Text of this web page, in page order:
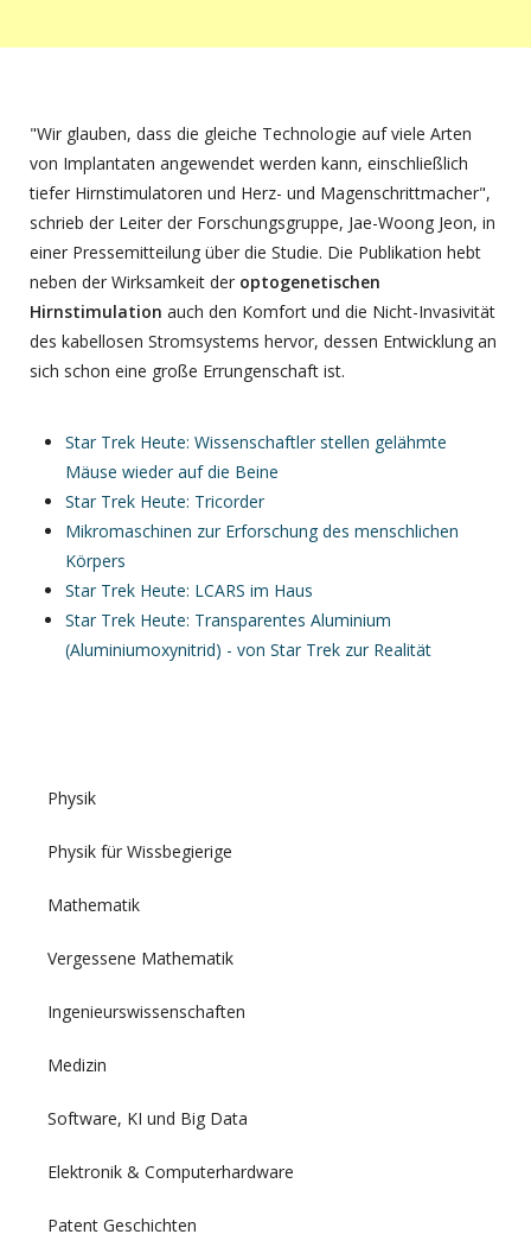
"Wir glauben, dass die gleiche Technologie auf viele Arten
von Implantaten angewendet werden kann, einschließlich
tiefer Hirnstimulatoren und Herz- und Magenschrittmacher",
schrieb der Leiter der Forschungsgruppe, Jae-Woong Jeon, in
einer Pressemitteilung über die Studie. Die Publikation hebt
neben der Wirksamkeit der optogenetischen
Hirnstimulation auch den Komfort und die Nicht-Invasivität
des kabellosen Stromsystems hervor, dessen Entwicklung an
sich schon eine große Errungenschaft ist.
Star Trek Heute: Wissenschaftler stellen gelähmte
Mäuse wieder auf die Beine
Star Trek Heute: Tricorder
Mikromaschinen zur Erforschung des menschlichen
Körpers
Star Trek Heute: LCARS im Haus
Star Trek Heute: Transparentes Aluminium
(Aluminiumoxynitrid) - von Star Trek zur Realität
Physik
Physik für Wissbegierige
Mathematik
Vergessene Mathematik
Ingenieurswissenschaften
Medizin
Software, KI und Big Data
Elektronik & Computerhardware
Patent Geschichten